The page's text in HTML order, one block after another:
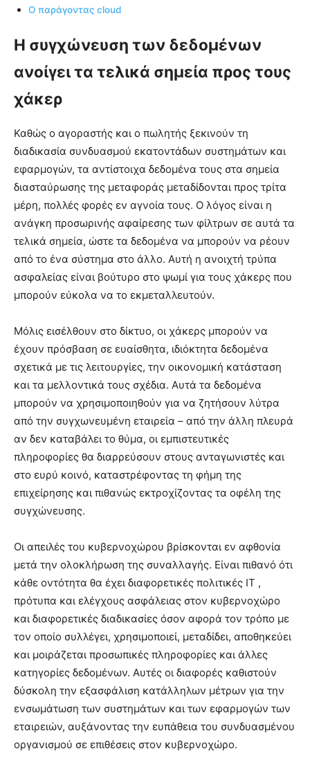
Ο παράγοντας cloud
Η συγχώνευση των δεδομένων
ανοίγει τα τελικά σημεία προς τους
χάκερ
Καθώς ο αγοραστής και ο πωλητής ξεκινούν τη
διαδικασία συνδυασμού εκατοντάδων συστημάτων και
εφαρμογών, τα αντίστοιχα δεδομένα τους στα σημεία
διασταύρωσης της μεταφοράς μεταδίδονται προς τρίτα
μέρη, πολλές φορές εν αγνοία τους. Ο λόγος είναι η
ανάγκη προσωρινής αφαίρεσης των φίλτρων σε αυτά τα
τελικά σημεία, ώστε τα δεδομένα να μπορούν να ρέουν
από το ένα σύστημα στο άλλο. Αυτή η ανοιχτή τρύπα
ασφαλείας είναι βούτυρο στο ψωμί για τους χάκερς που
μπορούν εύκολα να το εκμεταλλευτούν.
Μόλις εισέλθουν στο δίκτυο, οι χάκερς μπορούν να
έχουν πρόσβαση σε ευαίσθητα, ιδιόκτητα δεδομένα
σχετικά με τις λειτουργίες, την οικονομική κατάσταση
και τα μελλοντικά τους σχέδια. Αυτά τα δεδομένα
μπορούν να χρησιμοποιηθούν για να ζητήσουν λύτρα
από την συγχωνευμένη εταιρεία – από την άλλη πλευρά
αν δεν καταβάλει το θύμα, οι εμπιστευτικές
πληροφορίες θα διαρρεύσουν στους ανταγωνιστές και
στο ευρύ κοινό, καταστρέφοντας τη φήμη της
επιχείρησης και πιθανώς εκτροχίζοντας τα οφέλη της
συγχώνευσης.
Οι απειλές του κυβερνοχώρου βρίσκονται εν αφθονία
μετά την ολοκλήρωση της συναλλαγής. Είναι πιθανό ότι
κάθε οντότητα θα έχει διαφορετικές πολιτικές IT ,
πρότυπα και ελέγχους ασφάλειας στον κυβερνοχώρο
και διαφορετικές διαδικασίες όσον αφορά τον τρόπο με
τον οποίο συλλέγει, χρησιμοποιεί, μεταδίδει, αποθηκεύει
και μοιράζεται προσωπικές πληροφορίες και άλλες
κατηγορίες δεδομένων. Αυτές οι διαφορές καθιστούν
δύσκολη την εξασφάλιση κατάλληλων μέτρων για την
ενσωμάτωση των συστημάτων και των εφαρμογών των
εταιρειών, αυξάνοντας την ευπάθεια του συνδυασμένου
οργανισμού σε επιθέσεις στον κυβερνοχώρο.